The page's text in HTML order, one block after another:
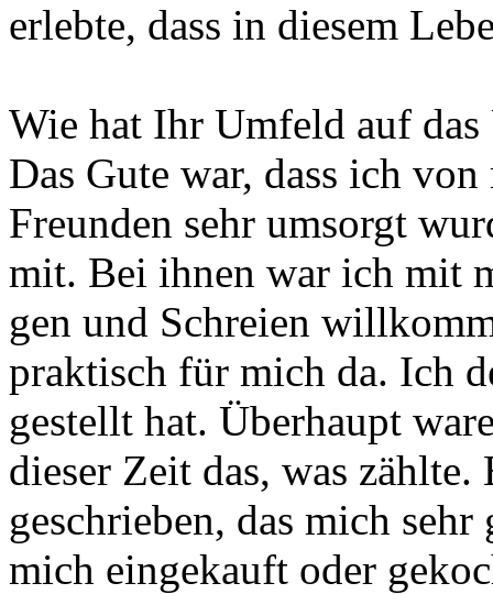
erlebte, dass in diesem
Wie hat Ihr Umfeld auf
Das Gute war, dass ich
Freunden sehr umsorgt
mit. Bei ihnen war ich mit
gen und Schreien
praktisch für mich da. Ich
gestellt hat. Überhaupt
dieser Zeit das, was
geschrieben, das mich
mich eingekauft oder